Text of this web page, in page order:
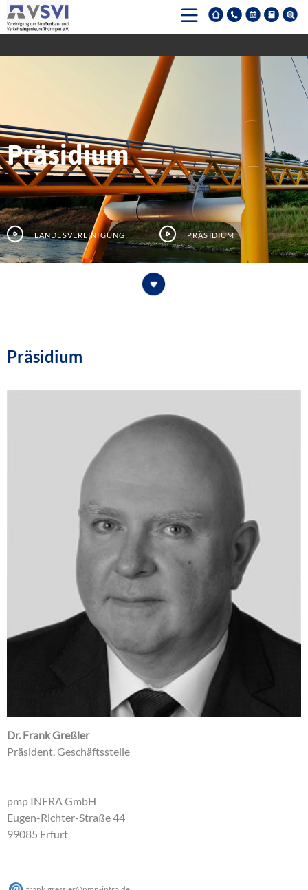
Präsidium
Landesvereinigung Präsidium
Präsidium
Dr. Frank Greßler
Präsident, Geschäftsstelle
pmp INFRA GmbH
Eugen-Richter-Straße 44
99085 Erfurt